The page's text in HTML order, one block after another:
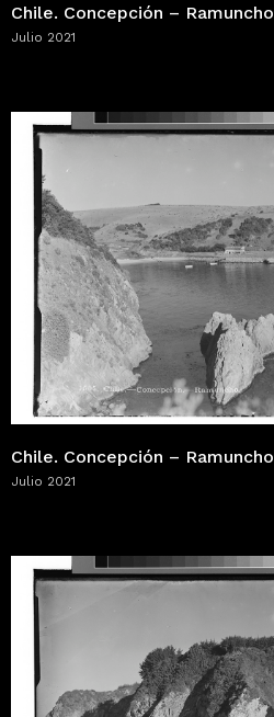
Chile. Concepción – Ramuncho
Julio 2021
Chile. Concepción – Ramuncho
Julio 2021